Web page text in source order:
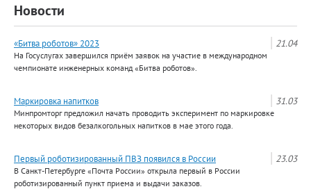
Новости
21.04
«Битва роботов» 2023
На Госуслугах завершился приём заявок на участие в международном
чемпионате инженерных команд «Битва роботов».
31.03
Маркировка напитков
Минпромторг предложил начать проводить эксперимент по маркировке
некоторых видов безалкогольных напитков в мае этого года.
23.03
Первый роботизированный ПВЗ появился в России
В Санкт-Петербурге «Почта России» открыла первый в России
роботизированный пункт приема и выдачи заказов.